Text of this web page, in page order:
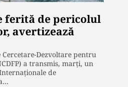
ferită de pericolul
avertizează
Dezvoltare pentru
a transmis, marţi, un
de